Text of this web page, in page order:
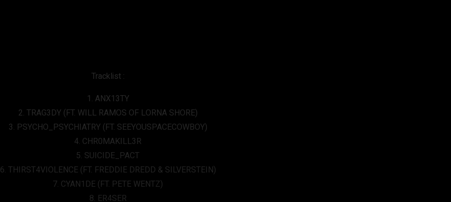
Tracklist :
1. ANX13TY
2. TRAG3DY (FT. WILL RAMOS OF LORNA SHORE)
3. PSYCHO_PSYCHIATRY (FT. SEEYOUSPACECOWBOY)
4. CHR0MAKILL3R
5. SUICIDE_PACT
6. THIRST4VIOLENCE (FT. FREDDIE DREDD & SILVERSTEIN)
7. CYAN1DE (FT. PETE WENTZ)
8. ER4SER